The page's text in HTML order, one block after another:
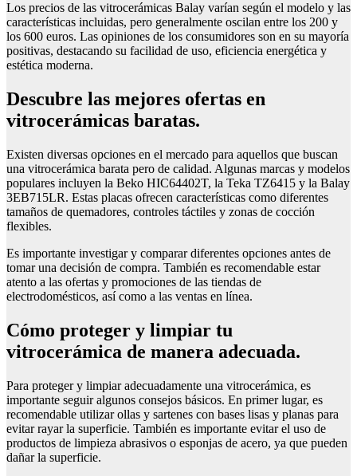
Los precios de las vitrocerámicas Balay varían según el modelo y las
características incluidas, pero generalmente oscilan entre los 200 y
los 600 euros. Las opiniones de los consumidores son en su mayoría
positivas, destacando su facilidad de uso, eficiencia energética y
estética moderna.
Descubre las mejores ofertas en
vitrocerámicas baratas.
Existen diversas opciones en el mercado para aquellos que buscan
una vitrocerámica barata pero de calidad. Algunas marcas y modelos
populares incluyen la Beko HIC64402T, la Teka TZ6415 y la Balay
3EB715LR. Estas placas ofrecen características como diferentes
tamaños de quemadores, controles táctiles y zonas de cocción
flexibles.
Es importante investigar y comparar diferentes opciones antes de
tomar una decisión de compra. También es recomendable estar
atento a las ofertas y promociones de las tiendas de
electrodomésticos, así como a las ventas en línea.
Cómo proteger y limpiar tu
vitrocerámica de manera adecuada.
Para proteger y limpiar adecuadamente una vitrocerámica, es
importante seguir algunos consejos básicos. En primer lugar, es
recomendable utilizar ollas y sartenes con bases lisas y planas para
evitar rayar la superficie. También es importante evitar el uso de
productos de limpieza abrasivos o esponjas de acero, ya que pueden
dañar la superficie.